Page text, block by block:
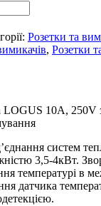
Розетки та
, Розетки
LOGUS 10А, 250V
систем
3,5-4кВт.
температурі в
датчика